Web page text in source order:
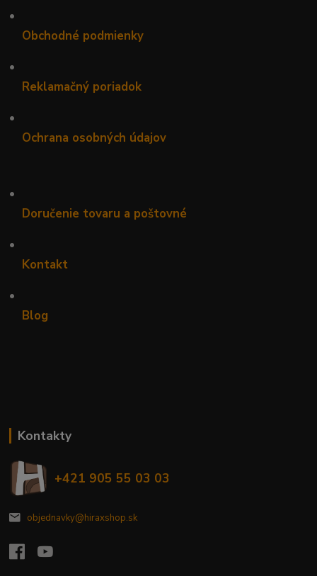
•
Obchodné podmienky
•
Reklamačný poriadok
•
Ochrana osobných údajov
•
Doručenie tovaru a poštovné
•
Kontakt
•
Blog
Kontakty
+421 905 55 03 03
objednavky@hiraxshop.sk